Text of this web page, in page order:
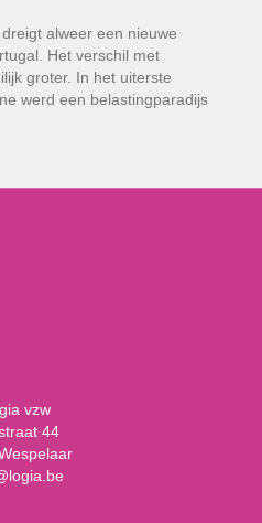
alweer een nieuwe
Het verschil met
groter. In het uiterste
werd een belastingparadijs
vzw
44